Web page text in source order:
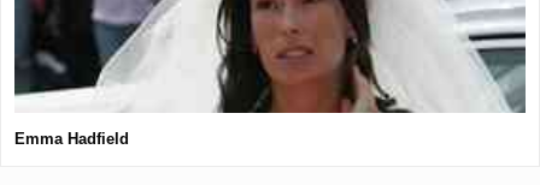
Emma Hadfield